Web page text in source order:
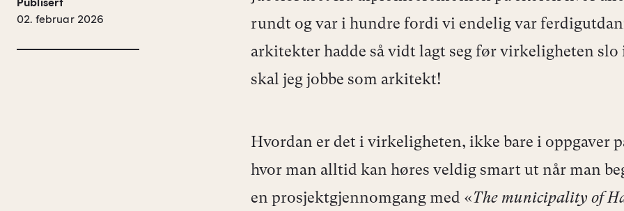
Publisert
02. februar 2026
rundt og var i hundre fordi vi endelig var
arkitekter hadde så vidt lagt seg før virkeligheten slo
skal jeg jobbe som arkitekt!
Hvordan er det i virkeligheten, ikke bare i oppgaver
hvor man alltid kan høres veldig smart ut når man
en prosjektgjennomgang med «The municipality of